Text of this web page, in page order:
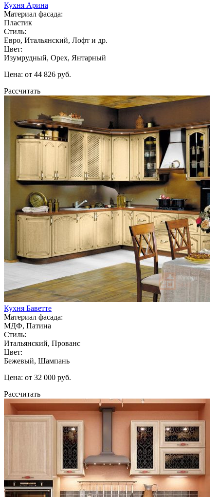
Кухня Арина
Материал фасада:
Пластик
Стиль:
Евро, Итальянский, Лофт и др.
Цвет:
Изумрудный, Орех, Янтарный
Цена: от 44 826 руб.
Рассчитать
Кухня Баветте
Материал фасада:
МДФ, Патина
Стиль:
Итальянский, Прованс
Цвет:
Бежевый, Шампань
Цена: от 32 000 руб.
Рассчитать